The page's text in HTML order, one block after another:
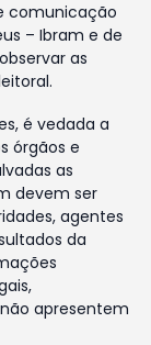
comunicação
– Ibram e de
as
é vedada a
órgãos e
as
devem ser
agentes
da
apresentem